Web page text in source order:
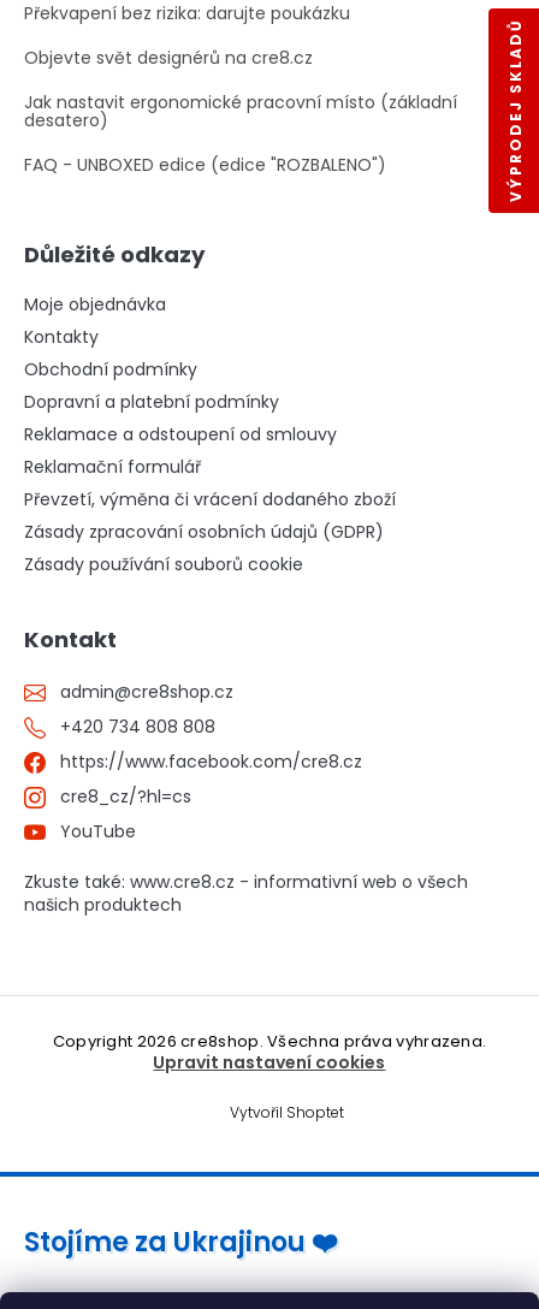
Překvapení bez rizika: darujte poukázku
Objevte svět designérů na cre8.cz
Jak nastavit ergonomické pracovní místo (základní
desatero)
FAQ - UNBOXED edice (edice "ROZBALENO")
Důležité odkazy
Moje objednávka
Kontakty
Obchodní podmínky
Dopravní a platební podmínky
Reklamace a odstoupení od smlouvy
Reklamační formulář
Převzetí, výměna či vrácení dodaného zboží
Zásady zpracování osobních údajů (GDPR)
Zásady používání souborů cookie
Kontakt
admin@cre8shop.cz
+420 734 808 808
https://www.facebook.com/cre8.cz
cre8_cz/?hl=cs
YouTube
Zkuste také: www.cre8.cz - informativní web o všech
našich produktech
Vytvořil Shoptet
Copyright 2026cre8shop. Všechna práva vyhrazena.
Upravit nastavení cookies
VÝPRODEJ SKLADŮ
Stojíme za Ukrajinou ❤️